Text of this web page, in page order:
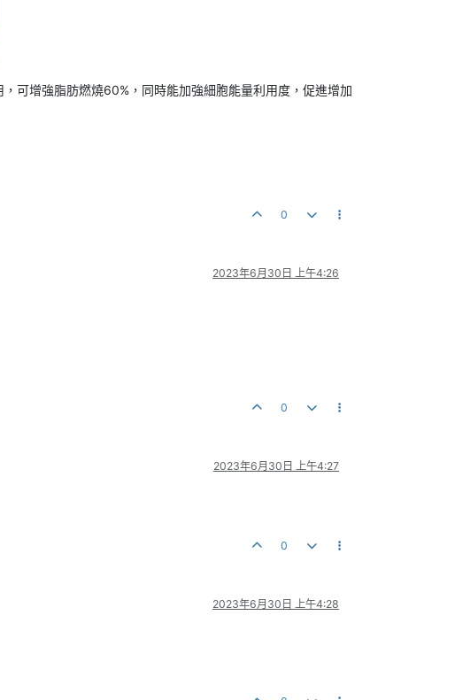
可增強脂肪燃燒60%，同時能加強細胞能量利用度，促進增加
0
2023年6月30日 上午4:26
0
2023年6月30日 上午4:27
0
2023年6月30日 上午4:28